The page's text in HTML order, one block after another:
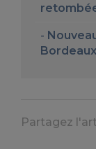
Partagez